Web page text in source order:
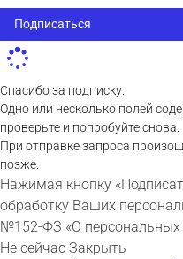
Подписаться
Спасибо за подписку.
Одно или несколько полей
проверьте и попробуйте снова.
При отправке запроса
позже.
Нажимая кнопку
обработку Ваших
№152-ФЗ «О персональных
Не сейчас Закрыть